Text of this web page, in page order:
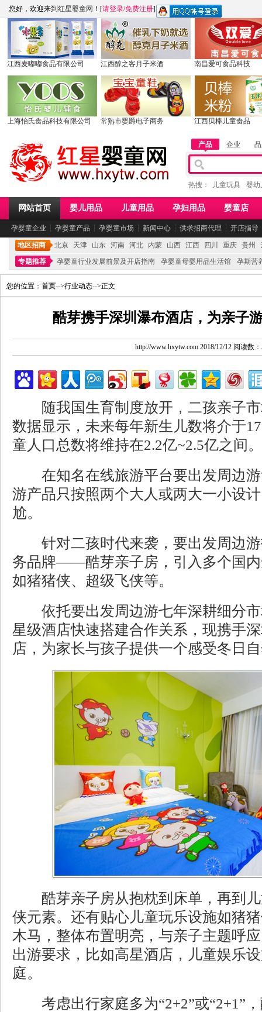
您好，欢迎来到 红星婴童网 ！[请登录/免费注册]
江西麦嘟嘟食品有限公司 江西醇之客月子米酒 南昌爱可食品科技
上海怡氏食品科技有限公司 常熟市婴爵电子商务 江西贝棒儿童食品
产品 企业
热搜： 儿童玩具 婴幼
网站首页 婴儿用品 儿童用品 孕妇用品 婴童店
孕婴童企业 ┆ 孕婴童产品 ┆ 孕婴童市场 ┆ 新闻中心 ┆ 供求招商代理 ┆ 开店指导
地区招商 北京 天津 山东 河南 河北 内蒙 山西 江西 四川 重庆 贵州
专题推荐
孕婴童行业发展前景及开店指南 孕婴童母婴用品生活馆 孕期营
您的位置： 首页-->行业动态-->正文
酷芽携手深圳瀑布酒店，为亲子
http://www.hxytw.com 2018/12/12 阅读数
随我国生育制度放开，二孩亲子市
数据显示，未来每年新生儿数将介于
童人口总数将维持在2.2亿~2.5亿之间。
在知名在线旅游平台要出发周边游
游产品只按照两个大人或两大一小设
尬。
针对二孩时代来袭，要出发周边游
务品牌——酷芽亲子房，引入多个国内
如猪猪侠、超级飞侠等。
依托要出发周边游七年深耕细分市
星级酒店快速搭建合作关系，现携手
店，为家长与孩子提供一个感受冬日
酷芽亲子房从抱枕到床单，再到儿
侠元素。还有贴心儿童玩乐设施如猪
木马，整体布置明亮，与亲子主题呼
出游要求，比如高星酒店，儿童娱乐
庭。
考虑出行家庭多为“2+2”或“2+1”，